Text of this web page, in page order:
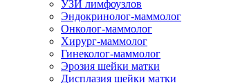
УЗИ лимфоузлов
Эндокринолог-маммолог
Онколог-маммолог
Хирург-маммолог
Гинеколог-маммолог
Эрозия шейки матки
Дисплазия шейки матки